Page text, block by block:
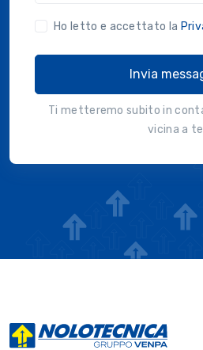
Ho letto e accettato la
Invia
Ti metteremo subito in
vicina a